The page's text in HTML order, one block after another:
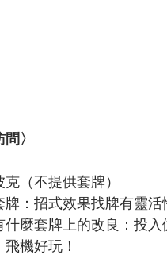
〉
（不提供套牌）
：招式效果找牌有靈
麼套牌上的改良：投
機好玩！